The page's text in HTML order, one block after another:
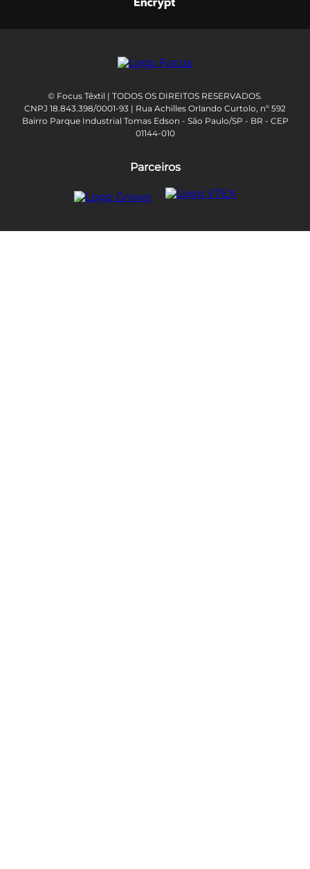
© Focus Têxtil | TODOS OS DIREITOS RESERVADOS.
CNPJ 18.843.398/0001-93 | Rua Achilles Orlando Curtolo, nº 592
Bairro Parque Industrial Tomas Edson - São Paulo/SP - BR - CEP
01144-010
Parceiros